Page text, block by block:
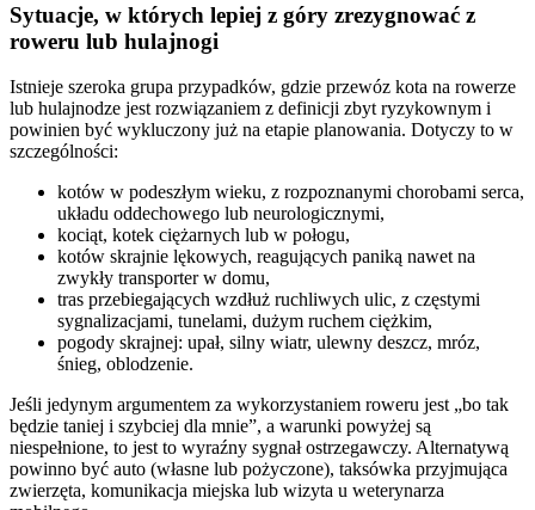
Sytuacje, w których lepiej z góry zrezygnować z
roweru lub hulajnogi
Istnieje szeroka grupa przypadków, gdzie przewóz kota na rowerze
lub hulajnodze jest rozwiązaniem z definicji zbyt ryzykownym i
powinien być wykluczony już na etapie planowania. Dotyczy to w
szczególności:
kotów w podeszłym wieku, z rozpoznanymi chorobami serca,
układu oddechowego lub neurologicznymi,
kociąt, kotek ciężarnych lub w połogu,
kotów skrajnie lękowych, reagujących paniką nawet na
zwykły transporter w domu,
tras przebiegających wzdłuż ruchliwych ulic, z częstymi
sygnalizacjami, tunelami, dużym ruchem ciężkim,
pogody skrajnej: upał, silny wiatr, ulewny deszcz, mróz,
śnieg, oblodzenie.
Jeśli jedynym argumentem za wykorzystaniem roweru jest „bo tak
będzie taniej i szybciej dla mnie”, a warunki powyżej są
niespełnione, to jest to wyraźny sygnał ostrzegawczy. Alternatywą
powinno być auto (własne lub pożyczone), taksówka przyjmująca
zwierzęta, komunikacja miejska lub wizyta u weterynarza